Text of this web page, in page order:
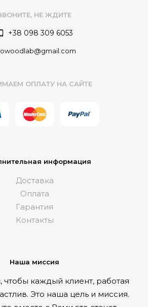
НЕ ЖДИТЕ
+38 098 309 6053
ОПЛАТУ НА САЙТЕ
информация
Доставка
Оплата
Гарантия
Контакты
Наша миссия
каждый клиент, работая
Это наша цель и миссия.